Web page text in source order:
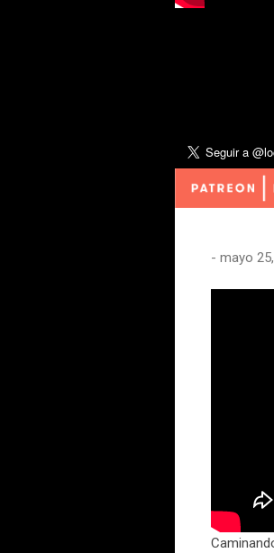
- mayo